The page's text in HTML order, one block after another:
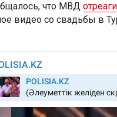
что МВД
видео со свадьбы в